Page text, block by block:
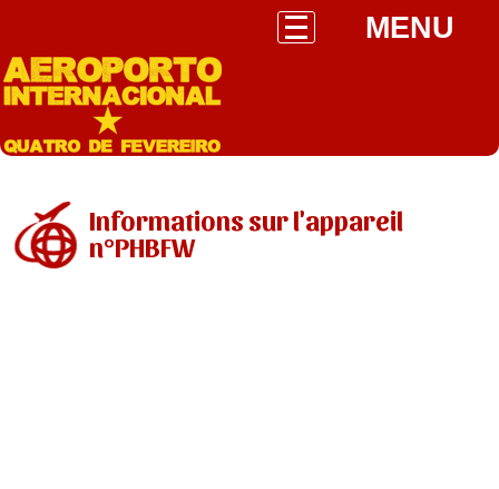
MENU
Informations sur l'appareil
n°PHBFW